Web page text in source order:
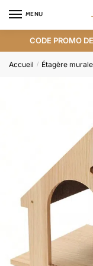
MENU
CODE PROMO
Accueil / Étagère